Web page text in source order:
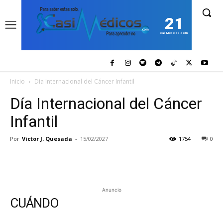
21
casiMedicos.com
Inicio Día Internacional del Cáncer Infantil
Día Internacional del Cáncer
Infantil
Por Victor J. Quesada - 15/02/2027 0
1754
Anuncio
CUÁNDO